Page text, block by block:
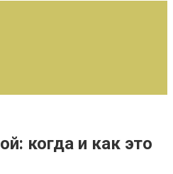
когда и как это